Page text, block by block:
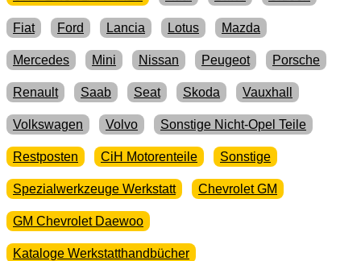
Fiat Ford Lancia Lotus Mazda
Mercedes Mini Nissan Peugeot Porsche
Renault Saab Seat Skoda Vauxhall
Volkswagen Volvo Sonstige Nicht-Opel Teile
Restposten CiH Motorenteile Sonstige
Spezialwerkzeuge Werkstatt Chevrolet GM
GM Chevrolet Daewoo
Kataloge Werkstatthandbücher